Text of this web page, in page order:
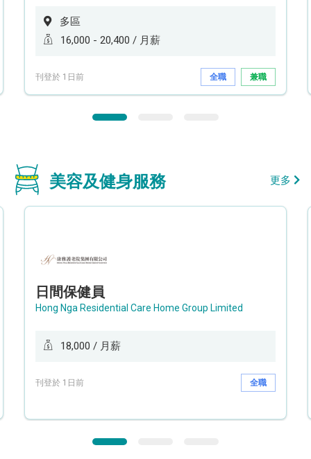
多區
16,000 - 20,400 / 月薪
刊登於 1日前 全職 兼職
美容及健身服務 更多
日間保健員
Hong Nga Residential Care Home Group Limited
18,000 / 月薪
刊登於 1日前 全職